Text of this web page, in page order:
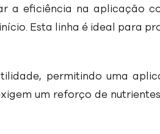
a eficiência na aplicação
Esta linha é ideal para
permitindo uma
um reforço de